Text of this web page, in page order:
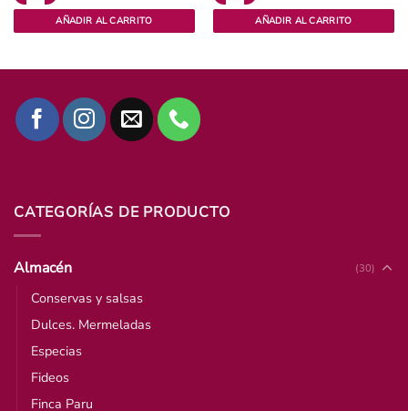
AÑADIR AL CARRITO AÑADIR AL CARRITO
CATEGORÍAS DE PRODUCTO
Almacén (30)
Conservas y salsas
Dulces. Mermeladas
Especias
Fideos
Finca Paru